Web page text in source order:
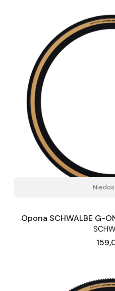
Opona SCHWALBE G-
Cena